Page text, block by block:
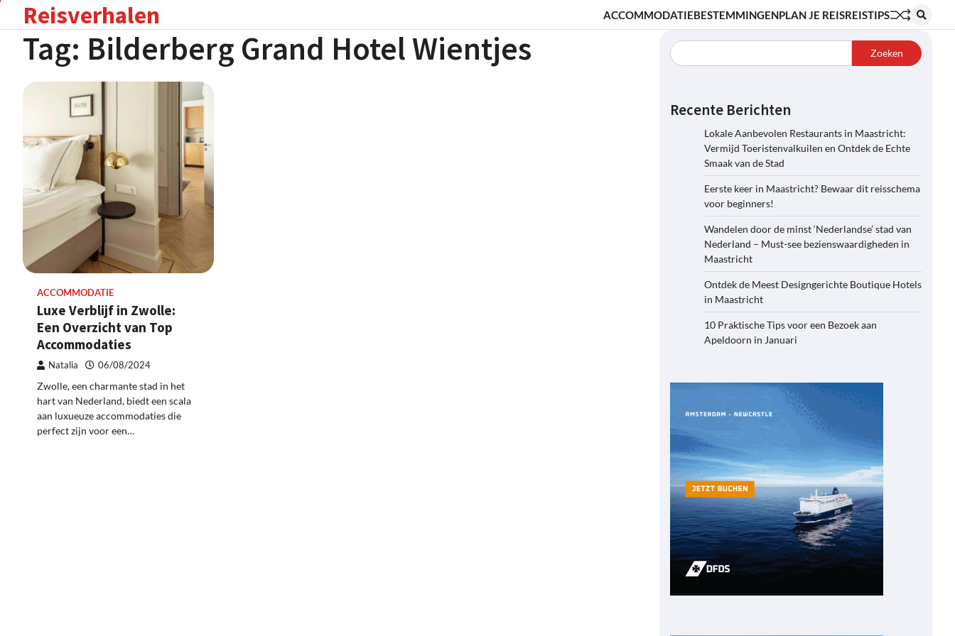
content
Reisverhalen ACCOMMODATIEBESTEMMINGENPLAN JE REISREISTIPS
Tag: Bilderberg Grand Hotel Wientjes
ACCOMMODATIE
Luxe Verblijf in Zwolle:
Een Overzicht van Top
Accommodaties
Natalia 06/08/2024
Zwolle, een charmante stad in het
hart van Nederland, biedt een scala
aan luxueuze accommodaties die
perfect zijn voor een…
Zoeken
Recente Berichten
Lokale Aanbevolen Restaurants in Maastricht:
Vermijd Toeristenvalkuilen en Ontdek de Echte
Smaak van de Stad
Eerste keer in Maastricht? Bewaar dit reisschema
voor beginners!
Wandelen door de minst ‘Nederlandse’ stad van
Nederland – Must-see bezienswaardigheden in
Maastricht
Ontdek de Meest Designgerichte Boutique Hotels
in Maastricht
10 Praktische Tips voor een Bezoek aan
Apeldoorn in Januari